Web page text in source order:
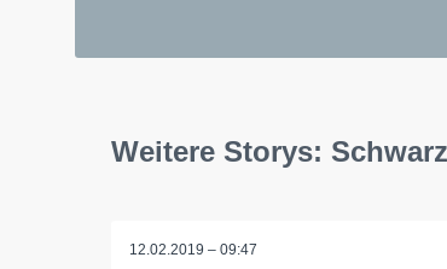
Weitere Storys:
12.02.2019 – 09:47